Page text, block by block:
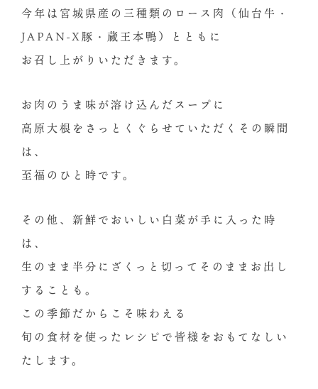
今年は宮城県産の三種類のロース肉（仙台牛・
JAPAN-X豚・蔵王本鴨）とともに
お召し上がりいただきます。
お肉のうま味が溶け込んだスープに
高原大根をさっとくぐらせていただくその瞬間
は、
至福のひと時です。
その他、新鮮でおいしい白菜が手に入った時
は、
生のまま半分にざくっと切ってそのままお出し
することも。
この季節だからこそ味わえる
旬の食材を使ったレシピで皆様をおもてなしい
たします。